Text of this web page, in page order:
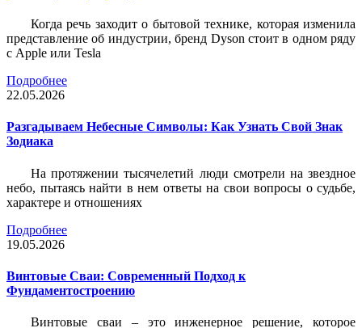
Когда речь заходит о бытовой технике, которая изменила
представление об индустрии, бренд Dyson стоит в одном ряду
с Apple или Tesla
Подробнее
22.05.2026
Разгадываем Небесные Символы: Как Узнать Свой Знак
Зодиака
На протяжении тысячелетий люди смотрели на звездное
небо, пытаясь найти в нем ответы на свои вопросы о судьбе,
характере и отношениях
Подробнее
19.05.2026
Винтовые Сваи: Современный Подход к
Фундаментостроению
Винтовые сваи – это инженерное решение, которое